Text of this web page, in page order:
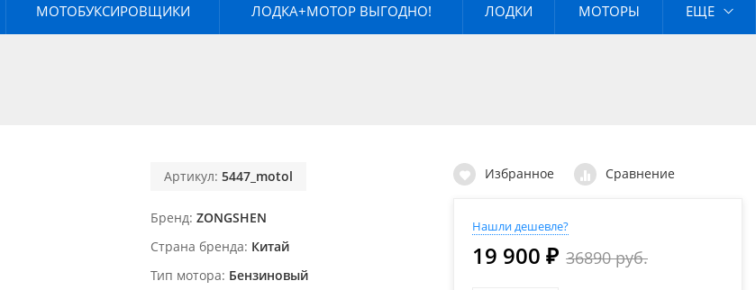
МОТОБУКСИРОВЩИКИ ЛОДКА+МОТОР ВЫГОДНО! ЛОДКИ МОТОРЫ ЕЩЕ
Артикул: 5447_motol
Бренд ZONGSHEN
Страна бренда Китай
Тип мотора Бензиновый
Избранное Сравнение
Нашли дешевле?
19 900 ₽ 36890 руб.